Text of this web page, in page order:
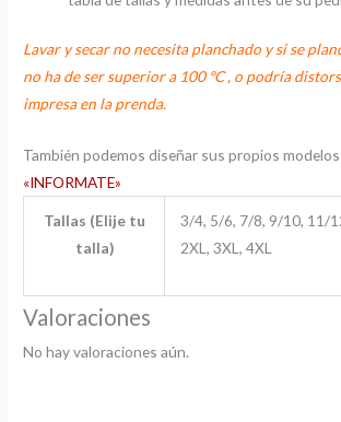
Lavar y secar no necesita planchado y si se
no ha de ser superior a 100 ºC , o podría
impresa en la prenda.
También podemos diseñar sus propios
«INFORMATE»
Tallas (Elije tu
talla)
3/4, 5/6, 7/8, 9/10, 11/
2XL, 3XL, 4XL
Valoraciones
No hay valoraciones aún.